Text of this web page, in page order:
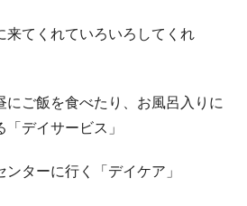
てくれていろいろしてくれ
ご飯を食べたり、お風呂入りに
デイサービス」
ターに行く「デイケア」